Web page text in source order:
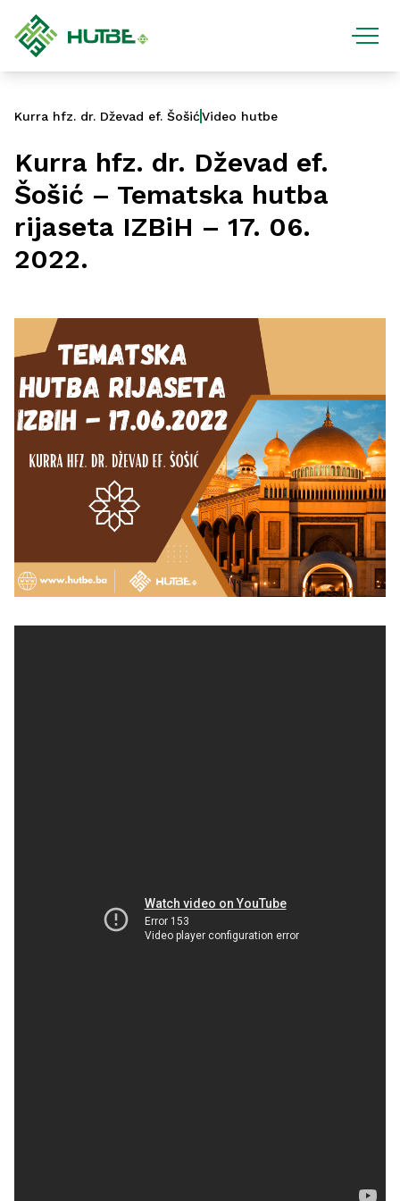
Kurra hfz. dr. Dževad ef. ŠošićVideo hutbe
Kurra hfz. dr. Dževad ef.
Šošić – Tematska hutba
rijaseta IZBiH – 17. 06.
2022.